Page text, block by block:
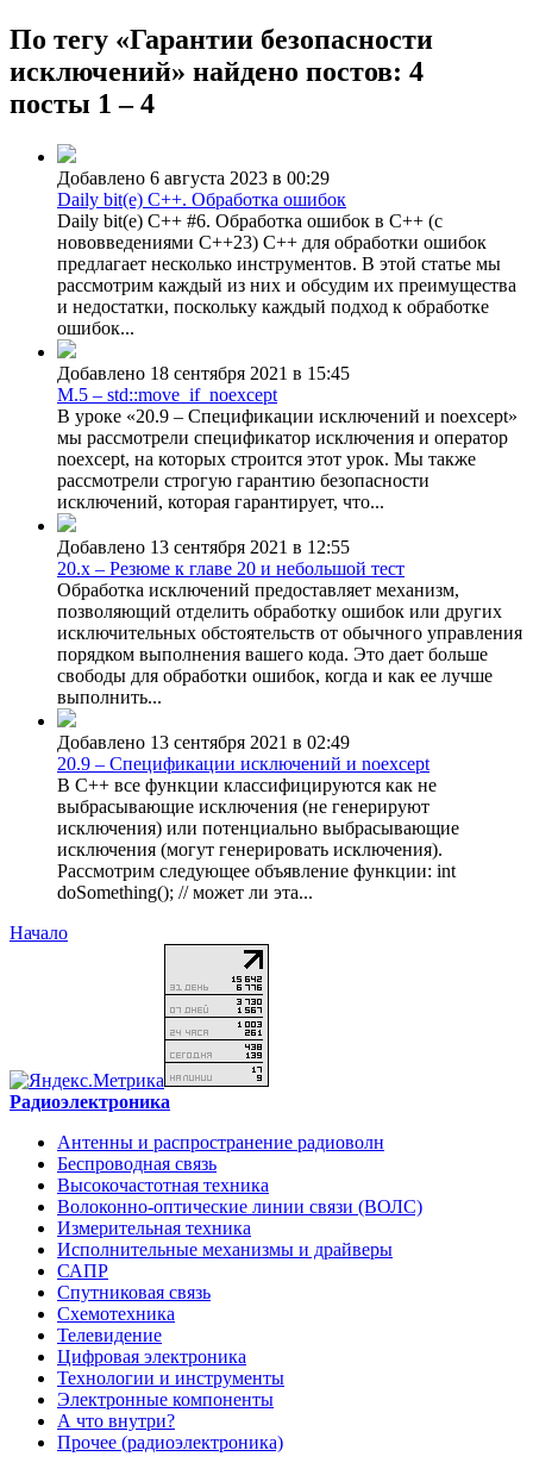
По тегу «Гарантии безопасности
исключений» найдено постов: 4
посты 1 – 4
Добавлено 6 августа 2023 в 00:29
Daily bit(e) C++. Обработка ошибок
Daily bit(e) C++ #6. Обработка ошибок в C++ (с
нововведениями C++23) C++ для обработки ошибок
предлагает несколько инструментов. В этой статье мы
рассмотрим каждый из них и обсудим их преимущества
и недостатки, поскольку каждый подход к обработке
ошибок...
Добавлено 18 сентября 2021 в 15:45
M.5 – std::move_if_noexcept
В уроке «20.9 – Спецификации исключений и noexcept»
мы рассмотрели спецификатор исключения и оператор
noexcept, на которых строится этот урок. Мы также
рассмотрели строгую гарантию безопасности
исключений, которая гарантирует, что...
Добавлено 13 сентября 2021 в 12:55
20.x – Резюме к главе 20 и небольшой тест
Обработка исключений предоставляет механизм,
позволяющий отделить обработку ошибок или других
исключительных обстоятельств от обычного управления
порядком выполнения вашего кода. Это дает больше
свободы для обработки ошибок, когда и как ее лучше
выполнить...
Добавлено 13 сентября 2021 в 02:49
20.9 – Спецификации исключений и noexcept
В C++ все функции классифицируются как не
выбрасывающие исключения (не генерируют
исключения) или потенциально выбрасывающие
исключения (могут генерировать исключения).
Рассмотрим следующее объявление функции: int
doSomething(); // может ли эта...
Начало
Радиоэлектроника
Антенны и распространение радиоволн
Беспроводная связь
Высокочастотная техника
Волоконно-оптические линии связи (ВОЛС)
Измерительная техника
Исполнительные механизмы и драйверы
САПР
Спутниковая связь
Схемотехника
Телевидение
Цифровая электроника
Технологии и инструменты
Электронные компоненты
А что внутри?
Прочее (радиоэлектроника)